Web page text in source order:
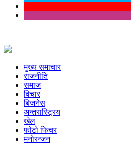
मुख्य समाचार
राजनीति
समाज
विचार
बिजनेस
अन्तरास्ट्रिय
खेल
फोटो फिचर
मनोरन्जन